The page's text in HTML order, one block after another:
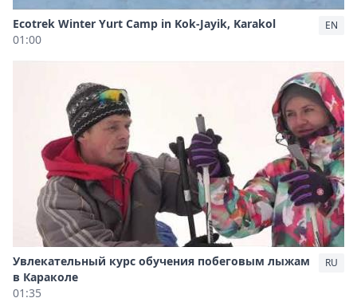
Ecotrek Winter Yurt Camp in Kok-Jayik, Karakol
01:00
EN
Увлекательный курс обучения побеговым лыжам
в Караколе
01:35
RU